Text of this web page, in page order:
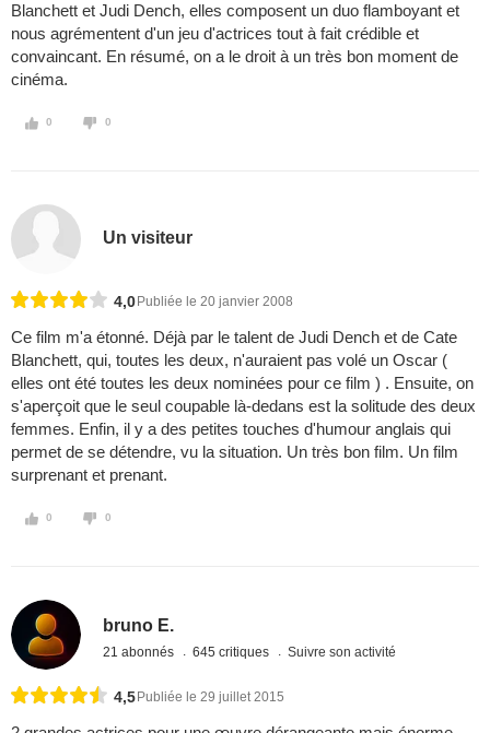
Blanchett et Judi Dench, elles composent un duo flamboyant et
nous agrémentent d'un jeu d'actrices tout à fait crédible et
convaincant. En résumé, on a le droit à un très bon moment de
cinéma.
0 0
Un visiteur
4,0 Publiée le 20 janvier 2008
Ce film m'a étonné. Déjà par le talent de Judi Dench et de Cate
Blanchett, qui, toutes les deux, n'auraient pas volé un Oscar (
elles ont été toutes les deux nominées pour ce film ) . Ensuite, on
s'aperçoit que le seul coupable là-dedans est la solitude des deux
femmes. Enfin, il y a des petites touches d'humour anglais qui
permet de se détendre, vu la situation. Un très bon film. Un film
surprenant et prenant.
0 0
bruno E.
21 abonnés 645 critiques Suivre son activité
4,5 Publiée le 29 juillet 2015